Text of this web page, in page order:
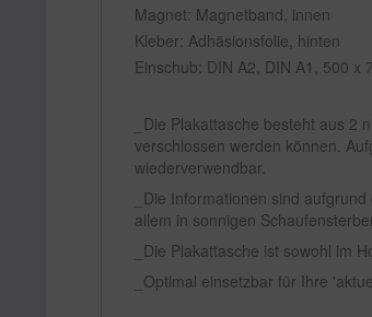
Magnet: Magnetband, innen
Kleber: Adhäsionsfolie, hinten
Einschub: DIN A2, DIN A1, 500
Die Plakattasche besteht aus 2
verschlossen werden können.
wiederverwendbar.
Die Informationen sind
allem in sonnigen
Die Plakattasche ist sowohl im
Optimal einsetzbar für Ihre